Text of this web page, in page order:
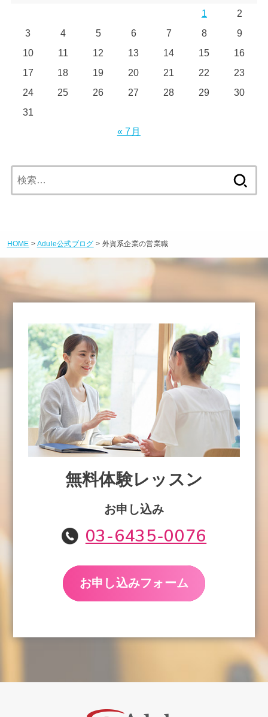
1
2
3
4 5 6 7 8
9
10
11 12 13 14 15
16
17
18 19 20 21 22
23
24
25 26 27 28 29
30
31
« 7月
索:
HOME > Adule公式ブログ > 外資系企業の営業職
無料体験レッスン
お申し込み
03-6435-0076
お申し込みフォーム